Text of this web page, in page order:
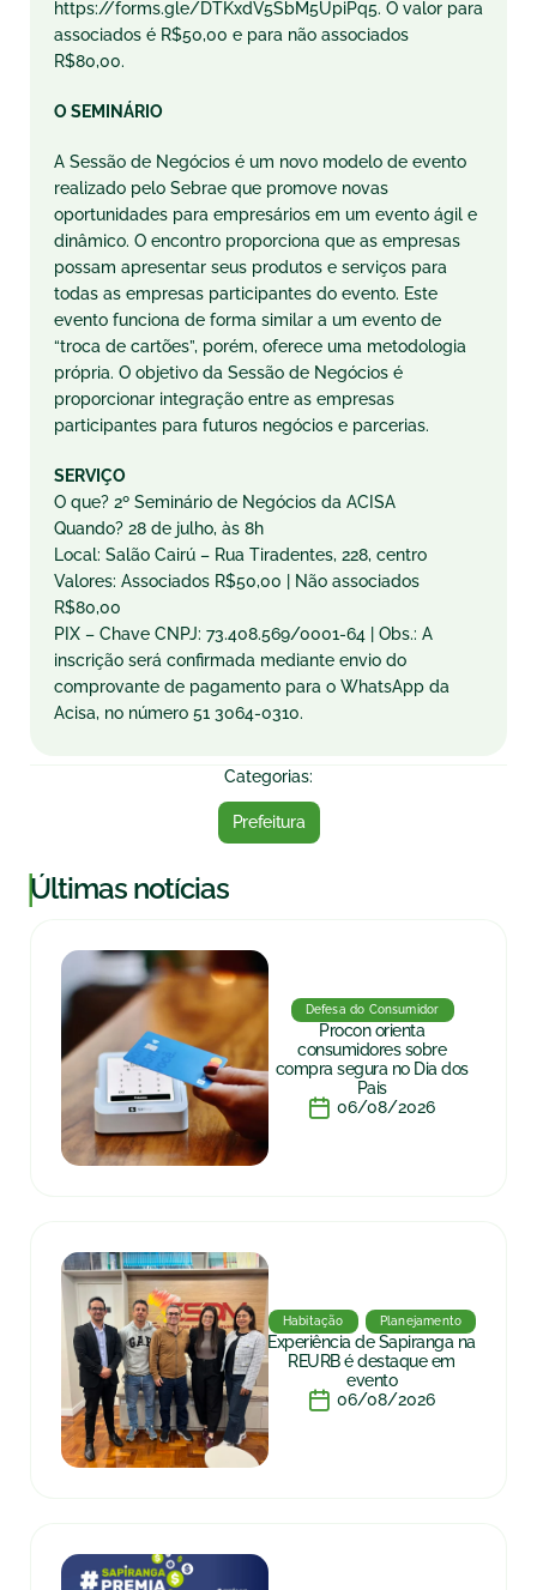
https://forms.gle/DTKxdV5SbM5UpiPq5. O valor para
associados é R$50,00 e para não associados
R$80,00.
O SEMINÁRIO
A Sessão de Negócios é um novo modelo de evento
realizado pelo Sebrae que promove novas
oportunidades para empresários em um evento ágil e
dinâmico. O encontro proporciona que as empresas
possam apresentar seus produtos e serviços para
todas as empresas participantes do evento. Este
evento funciona de forma similar a um evento de
“troca de cartões”, porém, oferece uma metodologia
própria. O objetivo da Sessão de Negócios é
proporcionar integração entre as empresas
participantes para futuros negócios e parcerias.
SERVIÇO
O que? 2º Seminário de Negócios da ACISA
Quando? 28 de julho, às 8h
Local: Salão Cairú – Rua Tiradentes, 228, centro
Valores: Associados R$50,00 | Não associados
R$80,00
PIX – Chave CNPJ: 73.408.569/0001-64 | Obs.: A
inscrição será confirmada mediante envio do
comprovante de pagamento para o WhatsApp da
Acisa, no número 51 3064-0310.
Categorias:
Prefeitura
|Últimas notícias
Defesa do Consumidor
Procon orienta
consumidores sobre
compra segura no Dia dos
Pais
06/08/2026
Habitação Planejamento
Experiência de Sapiranga na
REURB é destaque em
evento
06/08/2026